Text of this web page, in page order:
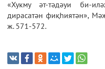
«Хукму әт-тәдәуи би-
дирасатән фиқһиятән»,
ж. 571-572.